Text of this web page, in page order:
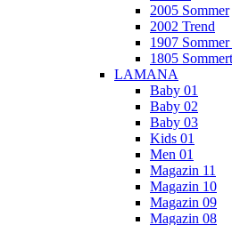
2005 Sommer
2002 Trend
1907
1805
LAMANA
Baby 01
Baby 02
Baby 03
Kids 01
Men 01
Magazin 11
Magazin 10
Magazin 09
Magazin 08